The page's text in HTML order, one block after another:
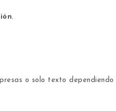
.
o solo texto